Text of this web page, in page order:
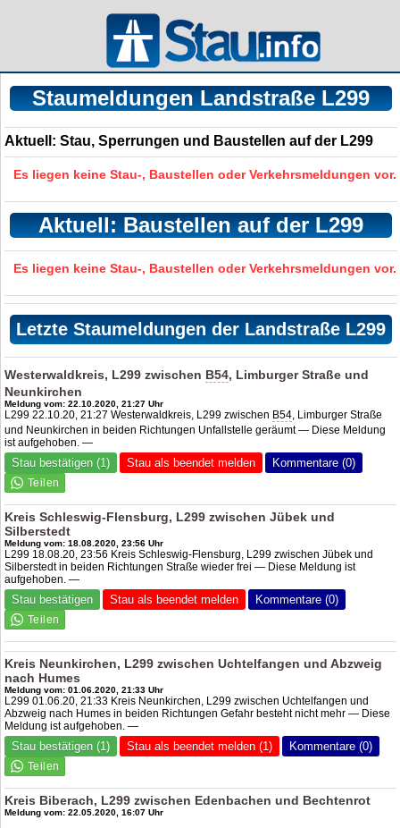
Staumeldungen Landstraße L299
Aktuell: Stau, Sperrungen und Baustellen auf der L299
Es liegen keine Stau-, Baustellen oder Verkehrsmeldungen vor.
Aktuell: Baustellen auf der L299
Es liegen keine Stau-, Baustellen oder Verkehrsmeldungen vor.
Letzte Staumeldungen der Landstraße L299
Westerwaldkreis, L299 zwischen B54, Limburger Straße und
Neunkirchen
Meldung vom: 22.10.2020, 21:27 Uhr
L299 22.10.20, 21:27 Westerwaldkreis, L299 zwischen B54, Limburger Straße
und Neunkirchen in beiden Richtungen Unfallstelle geräumt — Diese Meldung
ist aufgehoben. —
Stau bestätigen (1) Stau als beendet melden Kommentare (0)
Kreis Schleswig-Flensburg, L299 zwischen Jübek und
Silberstedt
Meldung vom: 18.08.2020, 23:56 Uhr
L299 18.08.20, 23:56 Kreis Schleswig-Flensburg, L299 zwischen Jübek und
Silberstedt in beiden Richtungen Straße wieder frei — Diese Meldung ist
aufgehoben. —
Stau bestätigen Stau als beendet melden Kommentare (0)
Kreis Neunkirchen, L299 zwischen Uchtelfangen und Abzweig
nach Humes
Meldung vom: 01.06.2020, 21:33 Uhr
L299 01.06.20, 21:33 Kreis Neunkirchen, L299 zwischen Uchtelfangen und
Abzweig nach Humes in beiden Richtungen Gefahr besteht nicht mehr — Diese
Meldung ist aufgehoben. —
Stau bestätigen (1) Stau als beendet melden (1) Kommentare (0)
Kreis Biberach, L299 zwischen Edenbachen und Bechtenrot
Meldung vom: 22.05.2020, 16:07 Uhr